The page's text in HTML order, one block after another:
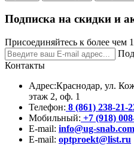
Подписка на скидки и
Присоединяйтесь к более чем
Контакты
Адрес:Краснодар, ул.
этаж 2, оф. 1
Телефон: 8 (861) 238-21-
Мобильный: +7 (918)
E-mail: info@ug-snab.com
E-mail: optproekt@list.ru